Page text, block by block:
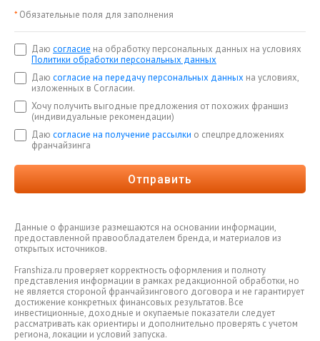
* Обязательные поля для заполнения
Даю согласие на обработку персональных данных на условиях
Политики обработки персональных данных
Даю согласие на передачу персональных данных на условиях,
изложенных в Согласии.
Хочу получить выгодные предложения от похожих франшиз
(индивидуальные рекомендации)
Даю согласие на получение рассылки о спецпредложениях
франчайзинга
Отправить
Данные о франшизе размещаются на основании информации,
предоставленной правообладателем бренда, и материалов из
открытых источников.
Franshiza.ru проверяет корректность оформления и полноту
представления информации в рамках редакционной обработки, но
не является стороной франчайзингового договора и не гарантирует
достижение конкретных финансовых результатов. Все
инвестиционные, доходные и окупаемые показатели следует
рассматривать как ориентиры и дополнительно проверять с учетом
региона, локации и условий запуска.